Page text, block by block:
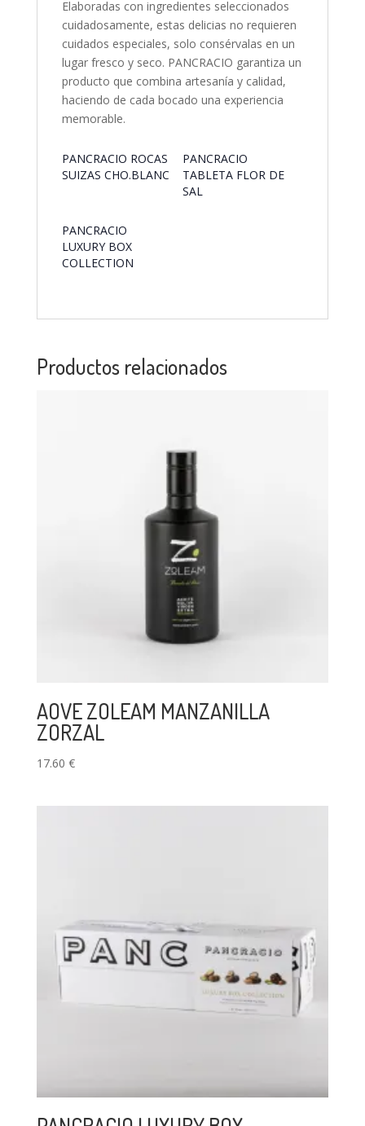
Elaboradas con ingredientes seleccionados
cuidadosamente, estas delicias no requieren
cuidados especiales, solo consérvalas en un
lugar fresco y seco. PANCRACIO garantiza un
producto que combina artesanía y calidad,
haciendo de cada bocado una experiencia
memorable.
PANCRACIO ROCAS
SUIZAS CHO.BLANC
PANCRACIO
TABLETA FLOR DE
SAL
PANCRACIO
LUXURY BOX
COLLECTION
Productos relacionados
AOVE ZOLEAM MANZANILLA
ZORZAL
17.60 €